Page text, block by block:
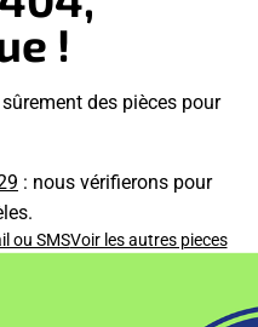
!
des pièces pour
: nous vérifierons pour
ou SMSVoir les autres pieces